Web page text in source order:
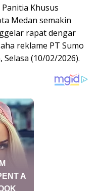
Khusus
Medan semakin
rapat dengar
reklame PT Sumo
(10/02/2026).